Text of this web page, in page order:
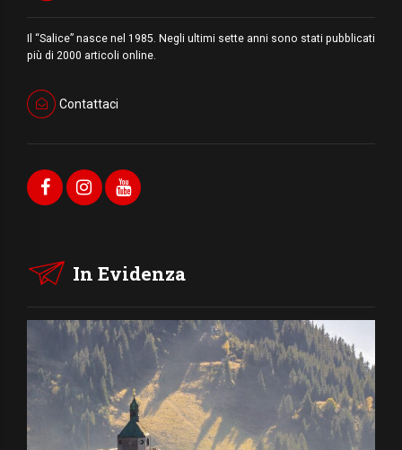
Il “Salice” nasce nel 1985. Negli ultimi sette anni sono stati pubblicati
più di 2000 articoli online.
Contattaci
In Evidenza